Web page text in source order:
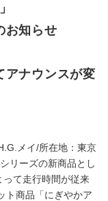
お知らせ
アナウンスが変
メイ/所在地：東京
リーズの新商品とし
って走行時間が従来
ト商品「にぎやかア